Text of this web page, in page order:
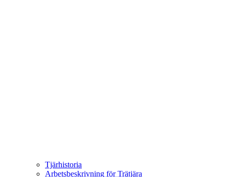
Tjärhistoria
Arbetsbeskrivning för Trätjära